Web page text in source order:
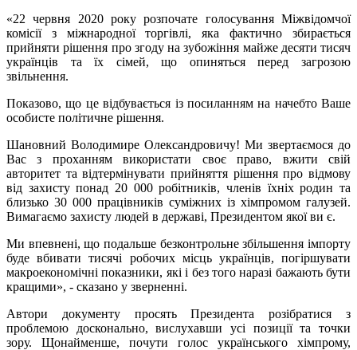
«22 червня 2020 року розпочате голосування Міжвідомчої
комісії з міжнародної торгівлі, яка фактично збирається
прийняти рішення про згоду на зубожіння майже десяти тисяч
українців та їх сімей, що опиняться перед загрозою
звільнення.
Показово, що це відбувається із посиланням на начебто Ваше
особисте політичне рішення.
Шановний Володимире Олександровичу! Ми звертаємося до
Вас з проханням використати своє право, вжити свій
авторитет та відтермінувати прийняття рішення про відмову
від захисту понад 20 000 робітників, членів їхніх родин та
близько 30 000 працівників суміжних із хімпромом галузей.
Вимагаємо захисту людей в державі, Президентом якої ви є.
Ми впевнені, що подальше безконтрольне збільшення імпорту
буде вбивати тисячі робочих місць українців, погіршувати
макроекономічні показники, які і без того наразі бажають бути
кращими», - сказано у зверненні.
Автори документу просять Президента розібратися з
проблемою досконально, вислухавши усі позиції та точки
зору. Щонайменше, почути голос українського хімпрому,